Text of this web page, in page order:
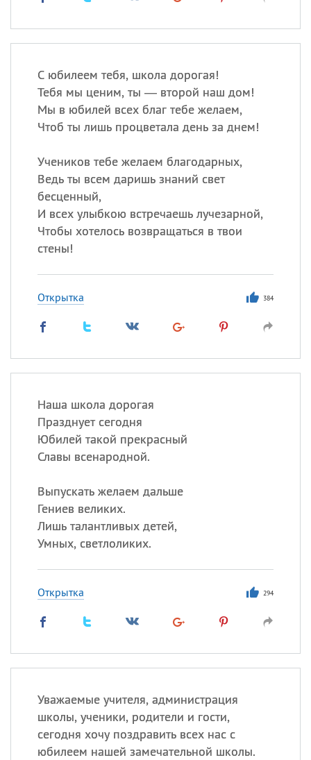
С юбилеем тебя, школа дорогая!
Тебя мы ценим, ты — второй наш дом!
Мы в юбилей всех благ тебе желаем,
Чтоб ты лишь процветала день за днем!
Учеников тебе желаем благодарных,
Ведь ты всем даришь знаний свет
бесценный,
И всех улыбкою встречаешь лучезарной,
Чтобы хотелось возвращаться в твои
стены!
Открытка 384
Наша школа дорогая
Празднует сегодня
Юбилей такой прекрасный
Славы всенародной.
Выпускать желаем дальше
Гениев великих.
Лишь талантливых детей,
Умных, светлоликих.
Открытка 294
Уважаемые учителя, администрация
школы, ученики, родители и гости,
сегодня хочу поздравить всех нас с
юбилеем нашей замечательной школы.